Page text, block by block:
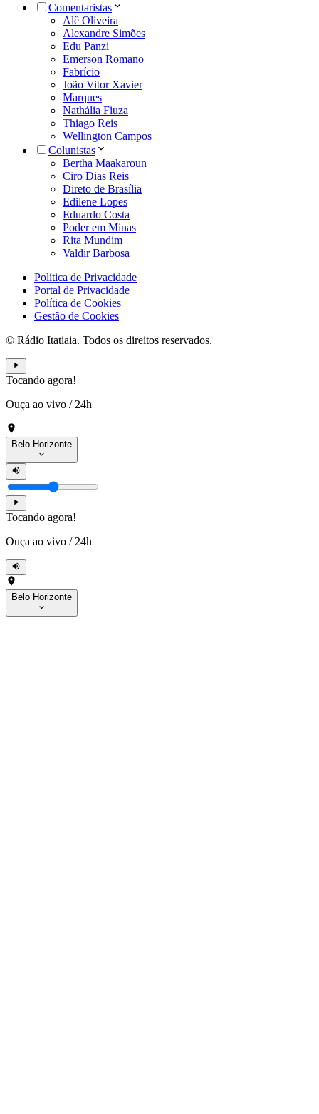
Comentaristas
Alê Oliveira
Alexandre Simões
Edu Panzi
Emerson Romano
Fabrício
João Vitor Xavier
Marques
Nathália Fiuza
Thiago Reis
Wellington Campos
Colunistas
Bertha Maakaroun
Ciro Dias Reis
Direto de Brasília
Edilene Lopes
Eduardo Costa
Poder em Minas
Rita Mundim
Valdir Barbosa
Política de Privacidade
Portal de Privacidade
Política de Cookies
Gestão de Cookies
© Rádio Itatiaia. Todos os direitos reservados.
Tocando agora!
Ouça ao vivo / 24h
Belo Horizonte
Tocando agora!
Ouça ao vivo / 24h
Belo Horizonte